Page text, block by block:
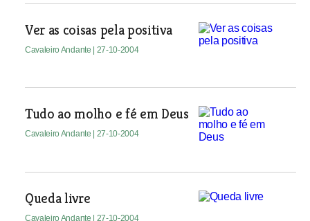
Ver as coisas pela positiva
Cavaleiro Andante | 27-10-2004
Tudo ao molho e fé em Deus
Cavaleiro Andante | 27-10-2004
Queda livre
Cavaleiro Andante | 27-10-2004